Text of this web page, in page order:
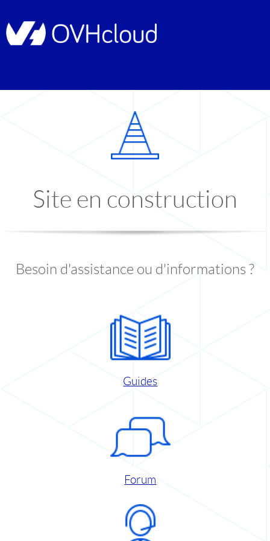
Site en construction
Besoin d'assistance ou d'informations ?
Guides
Forum